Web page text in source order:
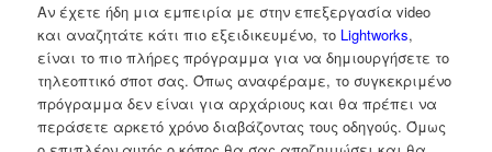
Αν έχετε ήδη μια εμπειρία με στην επεξεργασία video
και αναζητάτε κάτι πιο εξειδικευμένο, το Lightworks,
είναι το πιο πλήρες πρόγραμμα για να δημιουργήσετε το
τηλεοπτικό σποτ σας. Όπως αναφέραμε, το συγκεκριμένο
πρόγραμμα δεν είναι για αρχάριους και θα πρέπει να
περάσετε αρκετό χρόνο διαβάζοντας τους οδηγούς. Όμως